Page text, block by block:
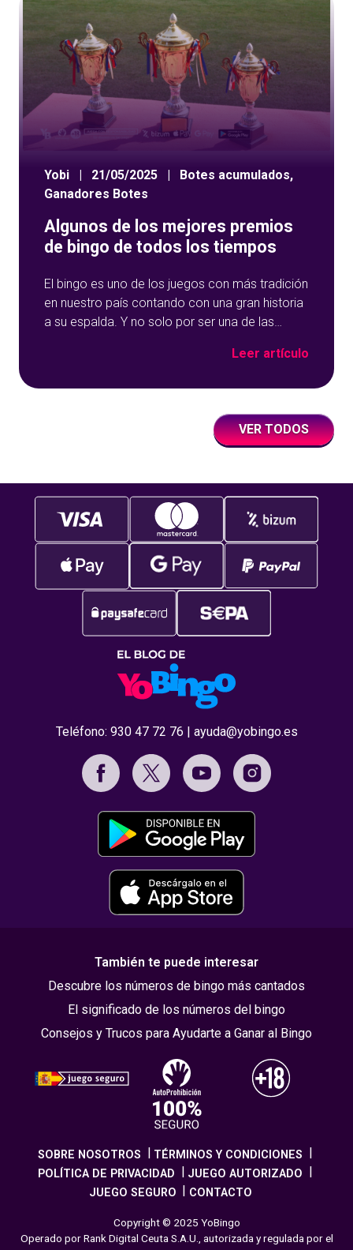
Yobi | 21/05/2025 | Botes acumulados,
Ganadores Botes
Algunos de los mejores premios
de bingo de todos los tiempos
El bingo es uno de los juegos con más tradición
en nuestro país contando con una gran historia
a su espalda. Y no solo por ser una de las
de juegos de tómbola, YoBingo, sino porque es
Leer artículo
VER TODOS
Teléfono: 930 47 72 76 | ayuda@yobingo.es
También te puede interesar
Descubre los números de bingo más cantados
El significado de los números del bingo
Consejos y Trucos para Ayudarte a Ganar al Bingo
SOBRE NOSOTROS
TÉRMINOS Y CONDICIONES
POLÍTICA DE PRIVACIDAD
JUEGO AUTORIZADO
JUEGO SEGURO
CONTACTO
Copyright © 2025 YoBingo
Operado por Rank Digital Ceuta S.A.U., autorizada y regulada por el